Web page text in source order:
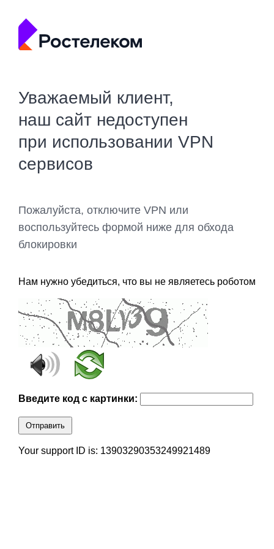
Уважаемый клиент,
наш сайт недоступен
при использовании VPN
сервисов
Пожалуйста, отключите VPN или
воспользуйтесь формой ниже для обхода
блокировки
Нам нужно убедиться, что вы не являетесь роботом
Введите код с картинки:
Отправить
Your support ID is: 13903290353249921489